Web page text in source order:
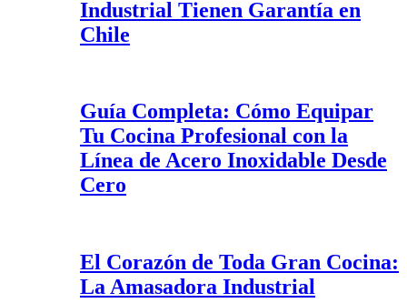
Industrial Tienen Garantía en
Chile
Guía Completa: Cómo Equipar
Tu Cocina Profesional con la
Línea de Acero Inoxidable Desde
Cero
El Corazón de Toda Gran Cocina:
La Amasadora Industrial